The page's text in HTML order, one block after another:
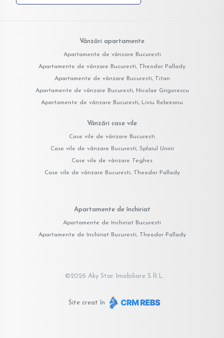
Vânzări apartamente
Apartamente de vânzare Bucuresti
Apartamente de vânzare Bucuresti, Theodor Pallady
Apartamente de vânzare Bucuresti, Titan
Apartamente de vânzare Bucuresti, Nicolae Grigorescu
Apartamente de vânzare Bucuresti, Liviu Rebreanu
Vânzări case vile
Case vile de vânzare Bucuresti
Case vile de vânzare Bucuresti, Splaiul Unirii
Case vile de vânzare Teghes
Case vile de vânzare Bucuresti, Theodor Pallady
Apartamente de închiriat
Apartamente de închiriat Bucuresti
Apartamente de închiriat Bucuresti, Theodor Pallady
©2026 Aky Star Imobiliare S.R.L.
Site creat în